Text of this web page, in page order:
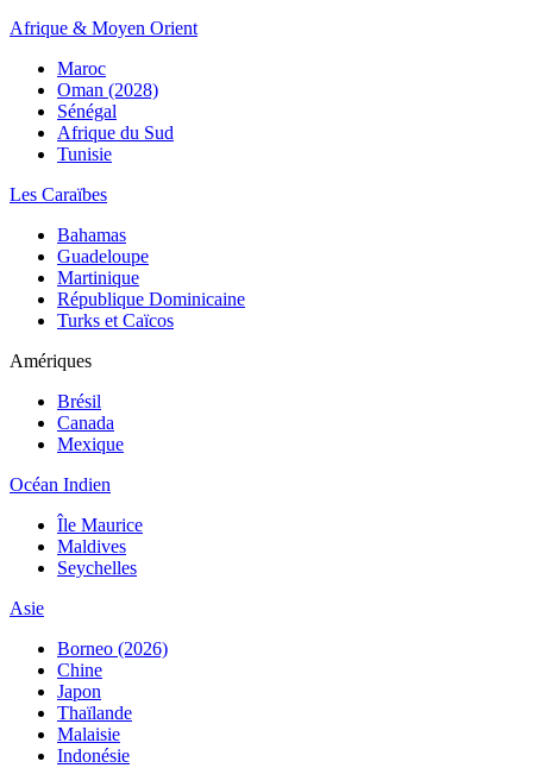
Afrique & Moyen Orient
Maroc
Oman (2028)
Sénégal
Afrique du Sud
Tunisie
Les Caraïbes
Bahamas
Guadeloupe
Martinique
République Dominicaine
Turks et Caïcos
Amériques
Brésil
Canada
Mexique
Océan Indien
Île Maurice
Maldives
Seychelles
Asie
Borneo (2026)
Chine
Japon
Thaïlande
Malaisie
Indonésie